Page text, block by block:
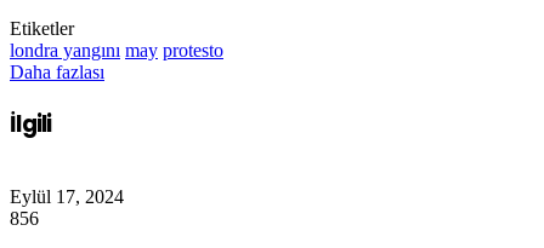
Etiketler
londra yangını may protesto
Daha fazlası
İlgili
Eylül 17, 2024
856